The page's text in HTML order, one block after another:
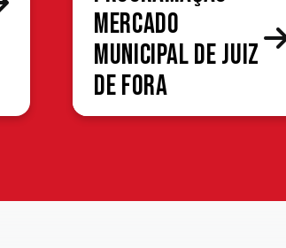
Mercado
Municipal de Juiz
de Fora